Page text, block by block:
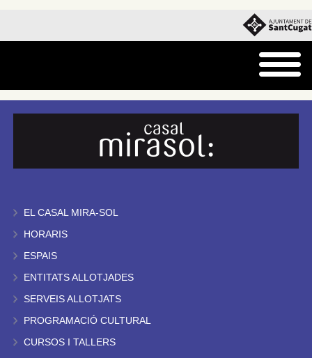
EL CASAL MIRA-SOL
HORARIS
ESPAIS
ENTITATS ALLOTJADES
SERVEIS ALLOTJATS
PROGRAMACIÓ CULTURAL
CURSOS I TALLERS